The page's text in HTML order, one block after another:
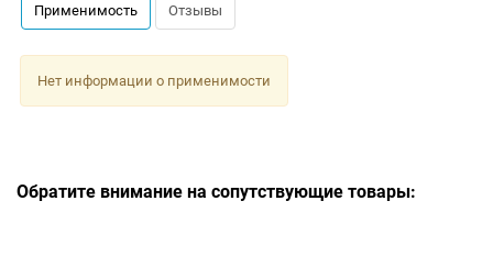
Применимость Отзывы
Нет информации о применимости
Обратите внимание на сопутствующие товары: